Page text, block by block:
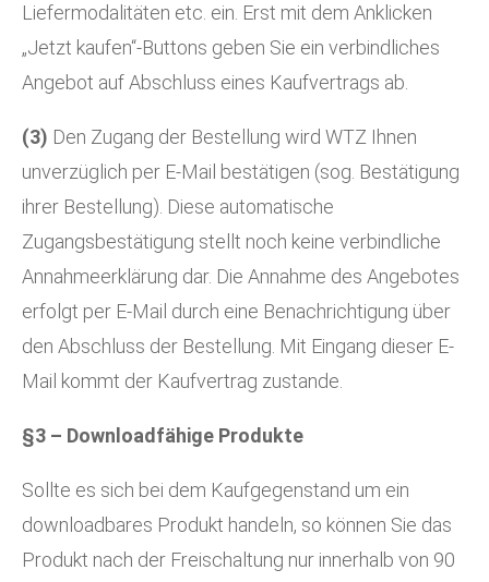
Liefermodalitäten etc. ein. Erst mit dem Anklicken
„Jetzt kaufen“-Buttons geben Sie ein verbindliches
Angebot auf Abschluss eines Kaufvertrags ab.
(3) Den Zugang der Bestellung wird WTZ Ihnen
unverzüglich per E-Mail bestätigen (sog. Bestätigung
ihrer Bestellung). Diese automatische
Zugangsbestätigung stellt noch keine verbindliche
Annahmeerklärung dar. Die Annahme des Angebotes
erfolgt per E-Mail durch eine Benachrichtigung über
den Abschluss der Bestellung. Mit Eingang dieser E-
Mail kommt der Kaufvertrag zustande.
§3 – Downloadfähige Produkte
Sollte es sich bei dem Kaufgegenstand um ein
downloadbares Produkt handeln, so können Sie das
Produkt nach der Freischaltung nur innerhalb von 90